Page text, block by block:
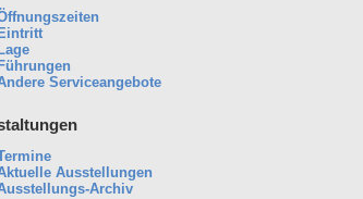
Serviceangebote
Ausstellungen
Archiv